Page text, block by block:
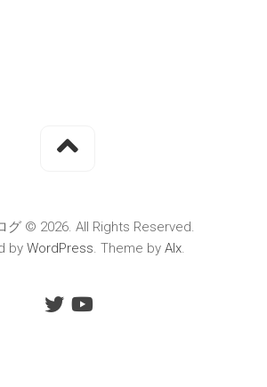
グ © 2026. All Rights Reserved.
by WordPress. Theme by Alx.